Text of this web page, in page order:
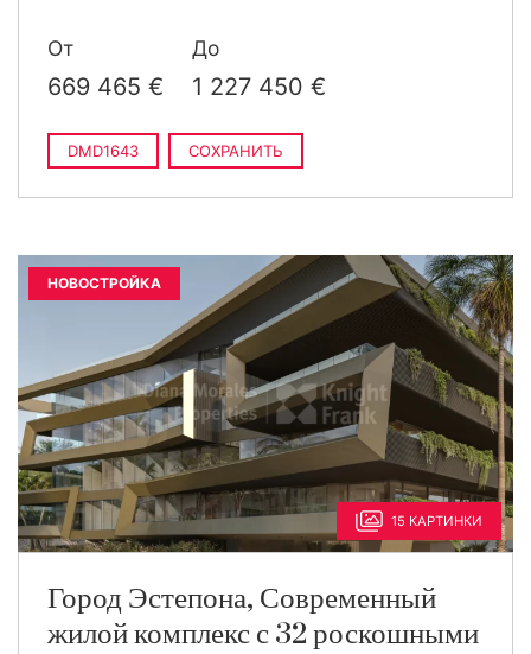
От
669 465 €
До
1 227 450 €
DMD1643 СОХРАНИТЬ
НОВОСТРОЙКА
15 КАРТИНКИ
Город Эстепона, Современный
жилой комплекс с 32 роскошными